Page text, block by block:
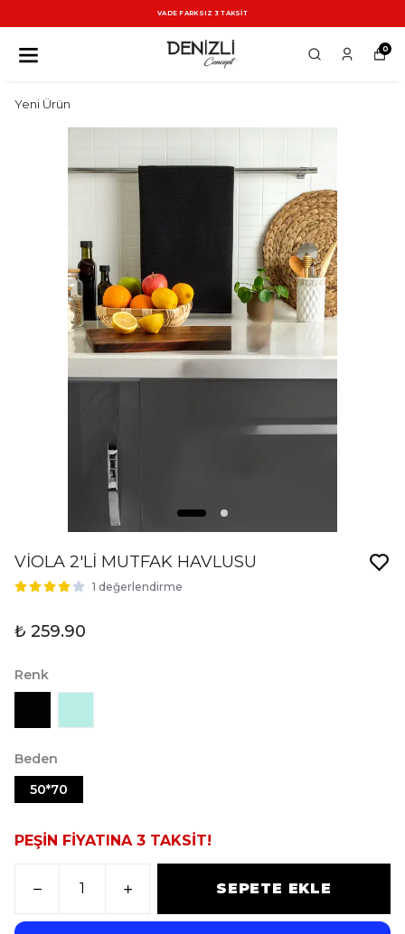
VADE FARKSIZ 3 TAKSİT
0
Yeni Ürün
VİOLA 2'Lİ MUTFAK HAVLUSU
1 değerlendirme
₺ 259.90
Renk
Beden
50*70
PEŞİN FİYATINA 3 TAKSİT!
SEPETE EKLE